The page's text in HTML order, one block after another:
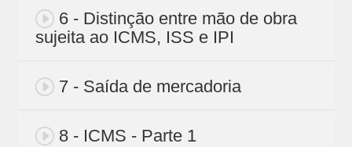
6 - Distinção entre mão de obra
sujeita ao ICMS, ISS e IPI
7 - Saída de mercadoria
8 - ICMS - Parte 1